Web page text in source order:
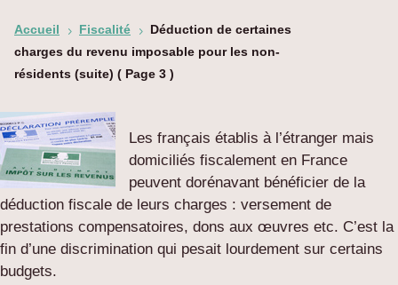
Accueil 5 Fiscalité 5
Déduction de certaines
charges du revenu imposable pour les non-
résidents (suite) ( Page 3 )
Les français établis à l’étranger mais
domiciliés fiscalement en France
peuvent dorénavant bénéficier de la
déduction fiscale de leurs charges : versement de
prestations compensatoires, dons aux œuvres etc. C’est la
fin d’une discrimination qui pesait lourdement sur certains
budgets.